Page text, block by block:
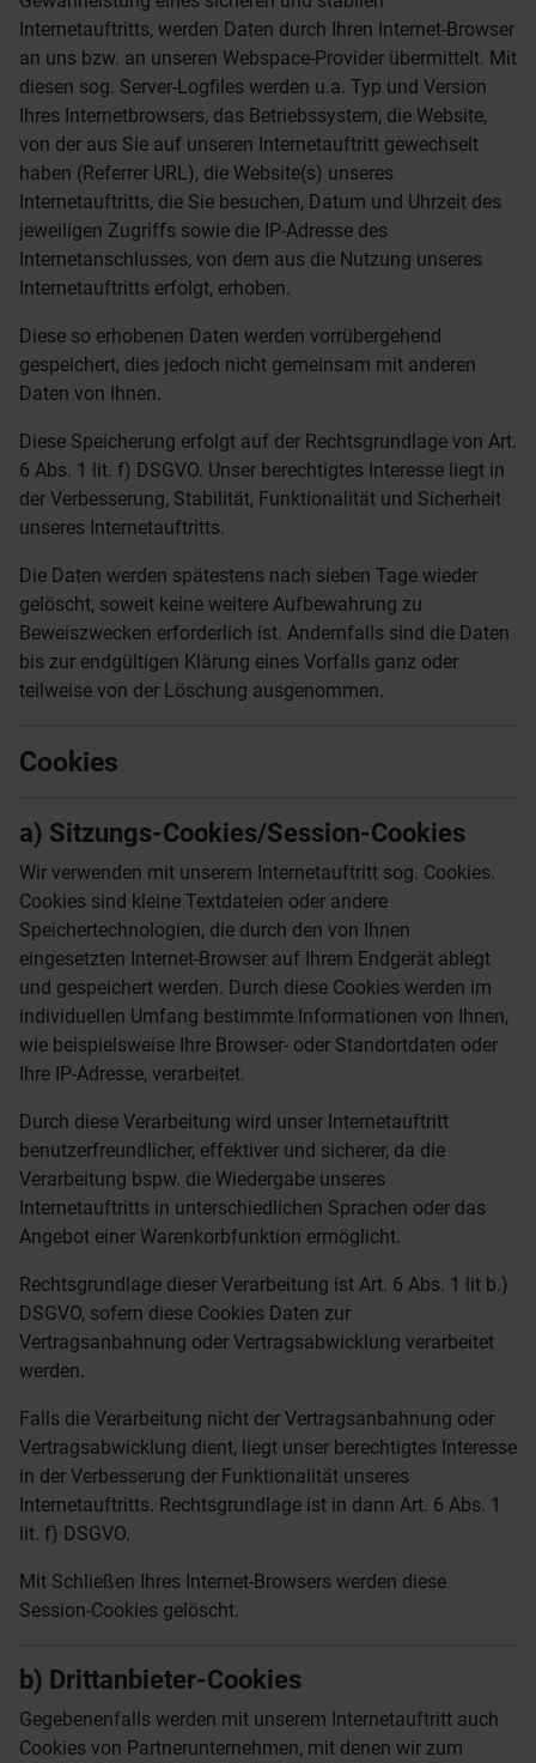
Internetauftritts, werden Daten durch Ihren Internet-Browser
an uns bzw. an unseren Webspace-Provider übermittelt. Mit
diesen sog. Server-Logfiles werden u.a. Typ und Version
Ihres Internetbrowsers, das Betriebssystem, die Website,
von der aus Sie auf unseren Internetauftritt gewechselt
haben (Referrer URL), die Website(s) unseres
Internetauftritts, die Sie besuchen, Datum und Uhrzeit des
jeweiligen Zugriffs sowie die IP-Adresse des
Internetanschlusses, von dem aus die Nutzung unseres
Internetauftritts erfolgt, erhoben.
Diese so erhobenen Daten werden vorrübergehend
gespeichert, dies jedoch nicht gemeinsam mit anderen
Daten von Ihnen.
Diese Speicherung erfolgt auf der Rechtsgrundlage von Art.
6 Abs. 1 lit. f) DSGVO. Unser berechtigtes Interesse liegt in
der Verbesserung, Stabilität, Funktionalität und Sicherheit
unseres Internetauftritts.
Die Daten werden spätestens nach sieben Tage wieder
gelöscht, soweit keine weitere Aufbewahrung zu
Beweiszwecken erforderlich ist. Andernfalls sind die Daten
bis zur endgültigen Klärung eines Vorfalls ganz oder
teilweise von der Löschung ausgenommen.
Cookies
a) Sitzungs-Cookies/Session-Cookies
Wir verwenden mit unserem Internetauftritt sog. Cookies.
Cookies sind kleine Textdateien oder andere
Speichertechnologien, die durch den von Ihnen
eingesetzten Internet-Browser auf Ihrem Endgerät ablegt
und gespeichert werden. Durch diese Cookies werden im
individuellen Umfang bestimmte Informationen von Ihnen,
wie beispielsweise Ihre Browser- oder Standortdaten oder
Ihre IP-Adresse, verarbeitet.
Durch diese Verarbeitung wird unser Internetauftritt
benutzerfreundlicher, effektiver und sicherer, da die
Verarbeitung bspw. die Wiedergabe unseres
Internetauftritts in unterschiedlichen Sprachen oder das
Angebot einer Warenkorbfunktion ermöglicht.
Rechtsgrundlage dieser Verarbeitung ist Art. 6 Abs. 1 lit b.)
DSGVO, sofern diese Cookies Daten zur
Vertragsanbahnung oder Vertragsabwicklung verarbeitet
werden.
Falls die Verarbeitung nicht der Vertragsanbahnung oder
Vertragsabwicklung dient, liegt unser berechtigtes Interesse
in der Verbesserung der Funktionalität unseres
Internetauftritts. Rechtsgrundlage ist in dann Art. 6 Abs. 1
lit. f) DSGVO.
Mit Schließen Ihres Internet-Browsers werden diese
Session-Cookies gelöscht.
b) Drittanbieter-Cookies
Gegebenenfalls werden mit unserem Internetauftritt auch
Cookies von Partnerunternehmen, mit denen wir zum